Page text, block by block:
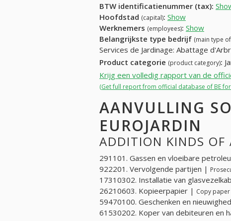
BTW identificatienummer (tax):
Hoofdstad (capital): Show
Werknemers (employees): Show
Belangrijkste type bedrijf (main type
Services de Jardinage: Abattage
Product categorie (product category):
Krijg een volledig rapport van de
(Get full report from official database of BE for
AANVULLING
EUROJARDIN
ADDITION KINDS OF
291101. Gassen en vloeibare
922201. Vervolgende partijen |
17310302. Installatie van
26210603. Kopieerpapier | Copy paper
59470100. Geschenken en
61530202. Koper van debiteuren en